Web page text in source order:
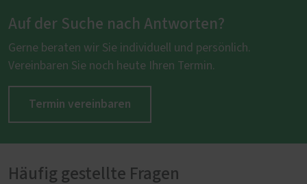
Auf der Suche nach Antworten?
Gerne beraten wir Sie individuell und persönlich.
Vereinbaren Sie noch heute Ihren Termin.
Termin vereinbaren
Häufig gestellte Fragen